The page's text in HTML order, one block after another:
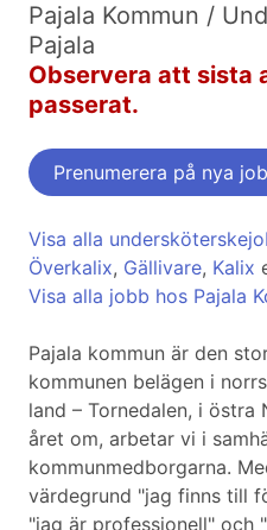
Pajala Kommun /
Pajala
Observera att sista
passerat.
Prenumerera på nya
Visa alla
Överkalix, Gällivare, Kalix
Visa alla jobb hos Pajala
Pajala kommun är den
kommunen belägen i
land – Tornedalen, i
året om, arbetar vi i
kommunmedborgarna.
värdegrund "jag finns till
"jag är professionell" och